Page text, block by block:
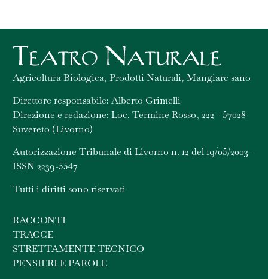
Agricoltura Biologica, Prodotti Naturali, Mangiare sano
Direttore responsabile: Alberto Grimelli
Direzione e redazione: Loc. Termine Rosso, 222 - 57028
Suvereto (Livorno)
Autorizzazione Tribunale di Livorno n. 12 del 19/05/2003 -
ISSN 2239-5547
Tutti i diritti sono riservati
RACCONTI
TRACCE
STRETTAMENTE TECNICO
PENSIERI E PAROLE